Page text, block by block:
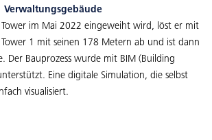
Verwaltungsgebäude
im Mai 2022 eingeweiht wird, löst er mit
1 mit seinen 178 Metern ab und ist dann
Der Bauprozess wurde mit BIM (Building
Eine digitale Simulation, die selbst
visualisiert.